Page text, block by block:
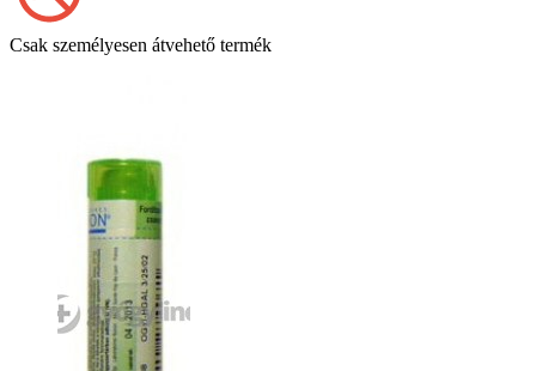
Csak személyesen átvehető termék